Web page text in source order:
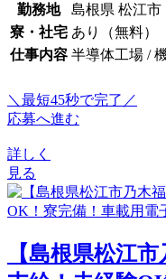
勤務地
島根県 松江市
寮・社宅 あり（無料）
仕事内容 半導体工場 /
＼最短45秒で完了／
応募へ進む
詳しく
見る
【島根県松江